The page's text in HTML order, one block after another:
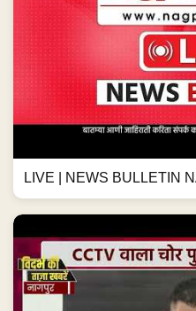
LIVE | NEWS BULLETIN